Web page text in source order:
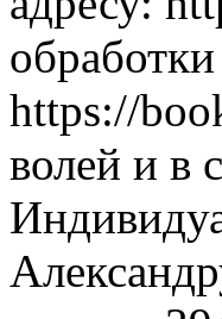
https://
волей и в